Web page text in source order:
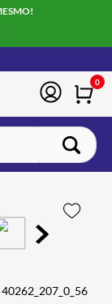
0
40262_207_0_56